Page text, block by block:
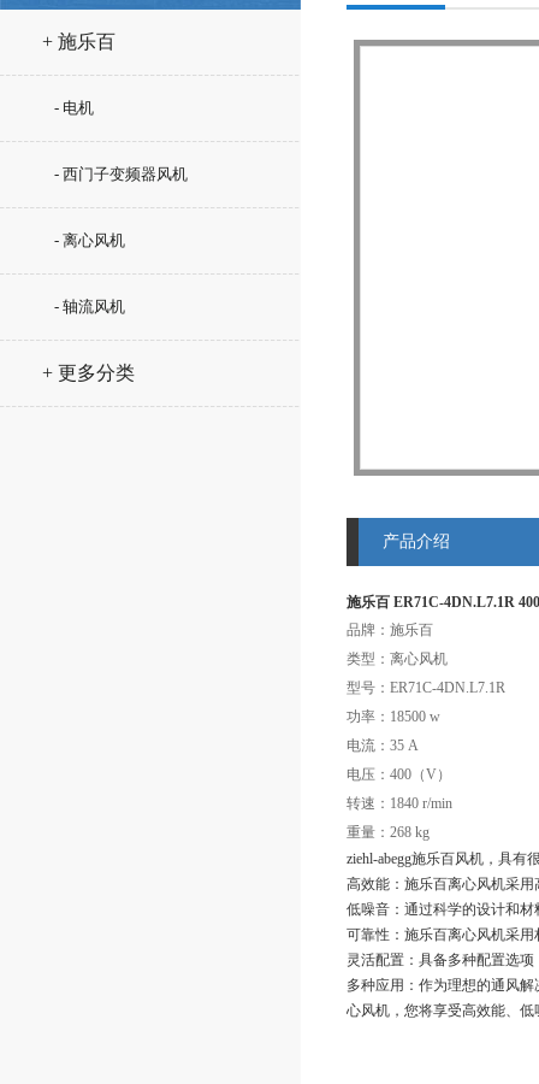
+ 施乐百
- 电机
- 西门子变频器风机
- 离心风机
- 轴流风机
+ 更多分类
产品介绍
施乐百 ER71C-4DN.L7.1R
品牌：施乐百
类型：离心风机
型号：ER71C-4DN.L7.1R
功率：18500 w
电流：35 A
电压：400（V）
转速：1840 r/min
重量：268 kg
ziehl-abegg施乐百风机，具
高效能：施乐百离心风机采
低噪音：通过科学的设计和
可靠性：施乐百离心风机采
灵活配置：具备多种配置选
多种应用：作为理想的通风
心风机，您将享受高效能、